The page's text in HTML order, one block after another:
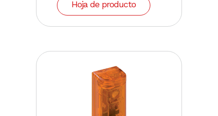
Hoja de producto